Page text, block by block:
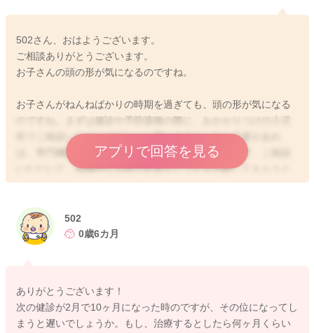
502さん、おはようございます。
ご相談ありがとうございます。
お子さんの頭の形が気になるのですね。
お子さんがねんねばかりの時期を過ぎても、頭の形が気になる
のですね。まずは健診や予防接種の際に、おかかりつけの小児
科でご相談いただくのがいいと思いますよ。もし必要があれ
ば、専門機関などに紹介してもらえると思いますので、ご相談
いただいて、積極的な治療が必要かどうかを判断してもらうと
いいかもしれませんね。
アプリで回答を見る
502
0歳6カ月
ありがとうございます！
次の健診が2月で10ヶ月になった時のですが、その位になってし
まうと遅いでしょうか。もし、治療するとしたら何ヶ月くらい